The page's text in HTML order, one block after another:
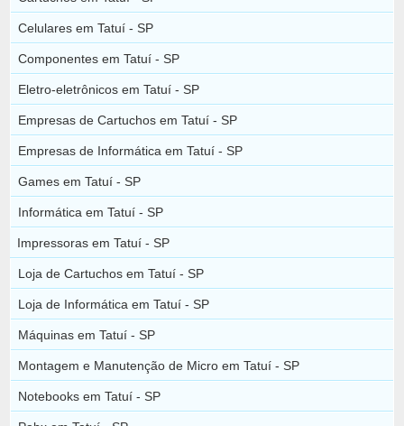
Celulares em Tatuí - SP
Componentes em Tatuí - SP
Eletro-eletrônicos em Tatuí - SP
Empresas de Cartuchos em Tatuí - SP
Empresas de Informática em Tatuí - SP
Games em Tatuí - SP
Informática em Tatuí - SP
Impressoras em Tatuí - SP
Loja de Cartuchos em Tatuí - SP
Loja de Informática em Tatuí - SP
Máquinas em Tatuí - SP
Montagem e Manutenção de Micro em Tatuí - SP
Notebooks em Tatuí - SP